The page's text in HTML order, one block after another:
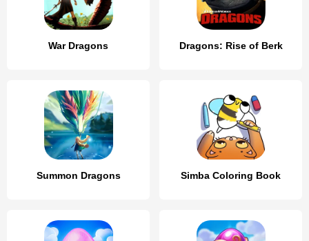
War Dragons Dragons: Rise of Berk
Summon Dragons Simba Coloring Book